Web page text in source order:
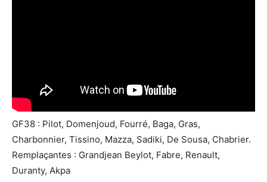
GF38 : Pilot, Domenjoud, Fourré, Baga, Gras,
Charbonnier, Tissino, Mazza, Sadiki, De Sousa, Chabrier.
Remplaçantes : Grandjean Beylot, Fabre, Renault,
Duranty, Akpa